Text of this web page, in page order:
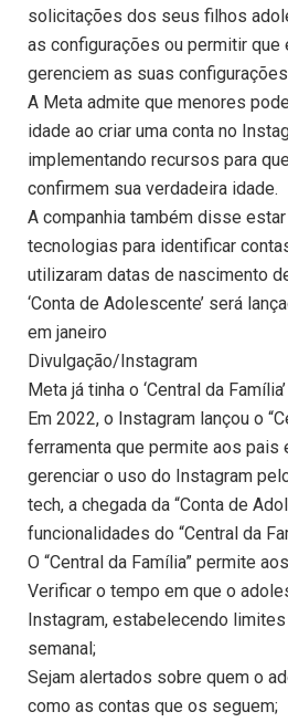
solicitações dos seus filhos
as configurações ou permitir que
gerenciem as suas
A Meta admite que menores
idade ao criar uma conta no
implementando recursos para
confirmem sua verdadeira idade.
A companhia também disse
tecnologias para identificar
utilizaram datas de nascimento
‘Conta de Adolescente’ será
em janeiro
Divulgação/Instagram
Meta já tinha o ‘Central da Família’
Em 2022, o Instagram lançou o
ferramenta que permite aos pais
gerenciar o uso do Instagram
tech, a chegada da “Conta de
funcionalidades do “Central da
O “Central da Família” permite
Verificar o tempo em que o
Instagram, estabelecendo
semanal;
Sejam alertados sobre quem o
como as contas que os seguem;